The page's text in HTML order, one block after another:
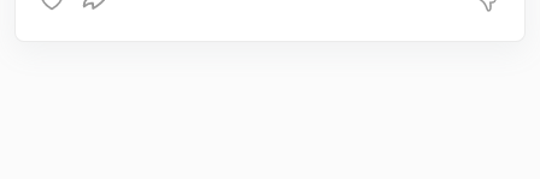
бэби-йога, творческие мастер-классы, районные праздники